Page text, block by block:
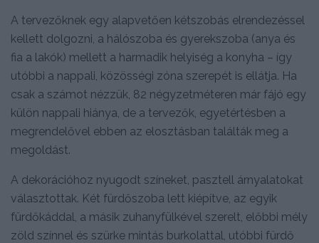
A tervezőknek egy alapvetően kétszobás elrendezéssel
kellett dolgozni, a hálószoba és gyerekszoba (anya és
fia a lakók) mellett a harmadik helyiség a konyha – így
utóbbi a nappali, közösségi zóna szerepét is ellátja. Ha
csak a számot nézzük, 82 négyzetméteren már fájó egy
külön nappali hiánya, de a tervezők, egyetértésben a
megrendelővel ebben az elosztásban találták meg a
megoldást.
A dekorációhoz nyugodt színeket, pasztell árnyalatokat
választottak. Két fürdőszoba lett kiépítve, az egyik
fürdőkáddal, a másik zuhanyfülkével szerelt, előbbi mély
zöld színnel és szürke mintás burkolattal, utóbbi fürdő